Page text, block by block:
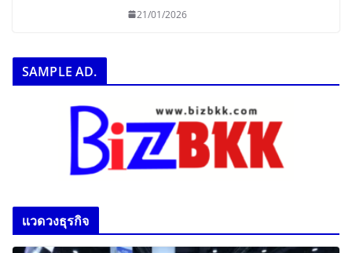
21/01/2026
SAMPLE AD.
เเวดวงธุรกิจ